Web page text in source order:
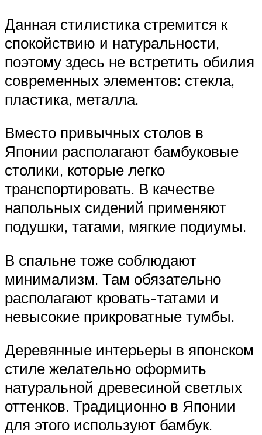
Данная стилистика стремится к
спокойствию и натуральности,
поэтому здесь не встретить обилия
современных элементов: стекла,
пластика, металла.
Вместо привычных столов в
Японии располагают бамбуковые
столики, которые легко
транспортировать. В качестве
напольных сидений применяют
подушки, татами, мягкие подиумы.
В спальне тоже соблюдают
минимализм. Там обязательно
располагают кровать-татами и
невысокие прикроватные тумбы.
Деревянные интерьеры в японском
стиле желательно оформить
натуральной древесиной светлых
оттенков. Традиционно в Японии
для этого используют бамбук.